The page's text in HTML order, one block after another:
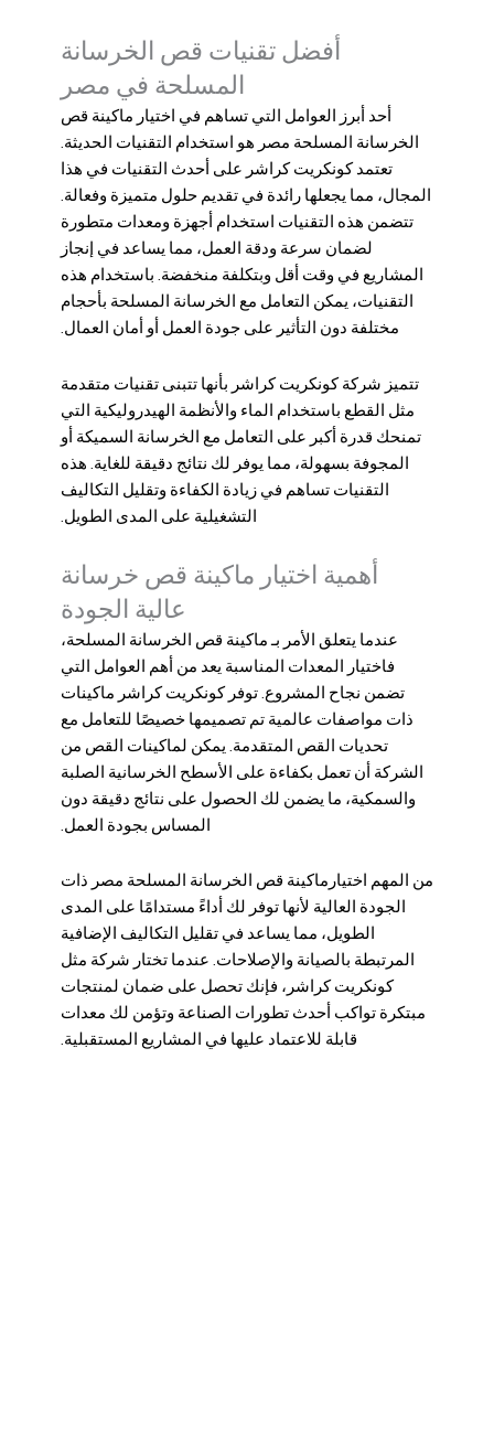
أفضل تقنيات قص الخرسانة
المسلحة في مصر
أحد أبرز العوامل التي تساهم في اختيار ماكینة قص
الخرسانة المسلحة مصر هو استخدام التقنيات الحديثة.
تعتمد كونكريت كراشر على أحدث التقنيات في هذا
المجال، مما يجعلها رائدة في تقديم حلول متميزة وفعالة.
تتضمن هذه التقنيات استخدام أجهزة ومعدات متطورة
لضمان سرعة ودقة العمل، مما يساعد في إنجاز
المشاريع في وقت أقل وبتكلفة منخفضة. باستخدام هذه
التقنيات، يمكن التعامل مع الخرسانة المسلحة بأحجام
مختلفة دون التأثير على جودة العمل أو أمان العمال.
تتميز شركة كونكريت كراشر بأنها تتبنى تقنيات متقدمة
مثل القطع باستخدام الماء والأنظمة الهيدروليكية التي
تمنحك قدرة أكبر على التعامل مع الخرسانة السميكة أو
المجوفة بسهولة، مما يوفر لك نتائج دقيقة للغاية. هذه
التقنيات تساهم في زيادة الكفاءة وتقليل التكاليف
التشغيلية على المدى الطويل.
أهمية اختيار ماكينة قص خرسانة
عالية الجودة
عندما يتعلق الأمر بـ ماكينة قص الخرسانة المسلحة،
فاختيار المعدات المناسبة يعد من أهم العوامل التي
تضمن نجاح المشروع. توفر كونكريت كراشر ماكينات
ذات مواصفات عالمية تم تصميمها خصيصًا للتعامل مع
تحديات القص المتقدمة. يمكن لماكينات القص من
الشركة أن تعمل بكفاءة على الأسطح الخرسانية الصلبة
والسمكية، ما يضمن لك الحصول على نتائج دقيقة دون
المساس بجودة العمل.
من المهم اختيار ماكینة قص الخرسانة المسلحة مصر ذات
الجودة العالية لأنها توفر لك أداءً مستدامًا على المدى
الطويل، مما يساعد في تقليل التكاليف الإضافية
المرتبطة بالصيانة والإصلاحات. عندما تختار شركة مثل
كونكريت كراشر، فإنك تحصل على ضمان لمنتجات
مبتكرة تواكب أحدث تطورات الصناعة وتؤمن لك معدات
قابلة للاعتماد عليها في المشاريع المستقبلية.